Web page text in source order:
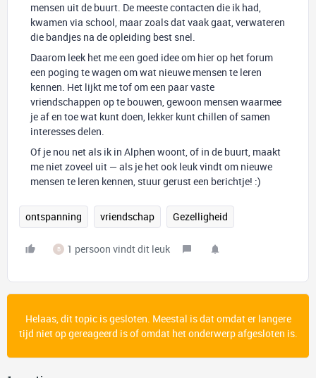
mensen uit de buurt. De meeste contacten die ik had,
kwamen via school, maar zoals dat vaak gaat, verwateren
die bandjes na de opleiding best snel.
Daarom leek het me een goed idee om hier op het forum
een poging te wagen om wat nieuwe mensen te leren
kennen. Het lijkt me tof om een paar vaste
vriendschappen op te bouwen, gewoon mensen waarmee
je af en toe wat kunt doen, lekker kunt chillen of samen
interesses delen.
Of je nou net als ik in Alphen woont, of in de buurt, maakt
me niet zoveel uit — als je het ook leuk vindt om nieuwe
mensen te leren kennen, stuur gerust een berichtje! :)
ontspanning vriendschap Gezelligheid
B 1 persoon vindt dit leuk
Helaas, dit topic is gesloten. Meestal is dat omdat er langere
tijd niet op gereageerd is of omdat het onderwerp afgesloten is.